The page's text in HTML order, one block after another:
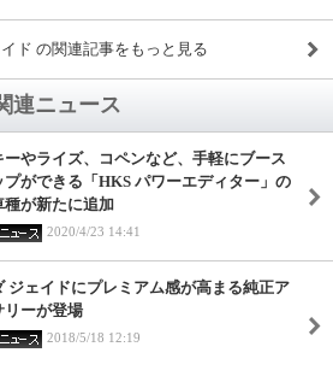
ド の関連記事をもっと見る
連ニュース
ーやライズ、コペンなど、手軽にブース
プができる「HKS パワーエディター」の
種が新たに追加
2020/4/23 14:41
ジェイドにプレミアム感が高まる純正ア
リーが登場
2018/5/18 12:19